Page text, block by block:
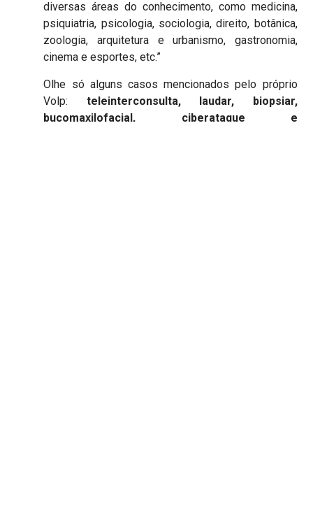
diversas áreas do conhecimento, como medicina,
psiquiatria, psicologia, sociologia, direito, botânica,
zoologia, arquitetura e urbanismo, gastronomia,
cinema e esportes, etc.”
Olhe só alguns casos mencionados pelo próprio
Volp: teleinterconsulta, laudar, biopsiar,
bucomaxilofacial, ciberataque e